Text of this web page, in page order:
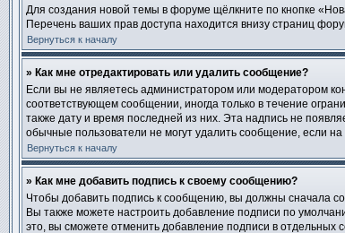
Для создания новой темы в форуме щёлкните по кнопке
Перечень ваших прав доступа находится внизу страниц
Вернуться к началу
» Как мне отредактировать или удалить сообщение?
Если вы не являетесь администратором или модератором
соответствующем сообщении, иногда только в течение
также дату и время последней из них. Эта надпись не
обычные пользователи не могут удалить сообщение, если на
Вернуться к началу
» Как мне добавить подпись к своему сообщению?
Чтобы добавить подпись к сообщению, вы должны сначала
Вы также можете настроить добавление подписи по
это, вы сможете отменить добавление подписи в отдельных